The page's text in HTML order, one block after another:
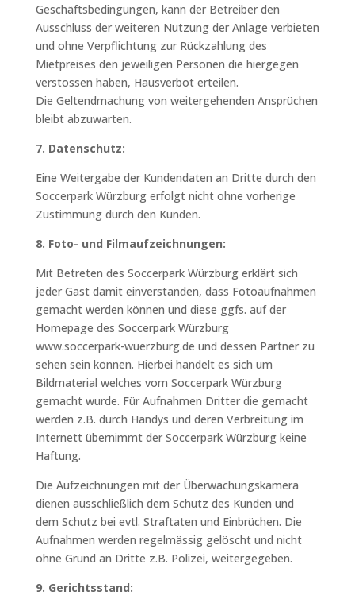
Geschäftsbedingungen, kann der Betreiber den
Ausschluss der weiteren Nutzung der Anlage verbieten
und ohne Verpflichtung zur Rückzahlung des
Mietpreises den jeweiligen Personen die hiergegen
verstossen haben, Hausverbot erteilen.
Die Geltendmachung von weitergehenden Ansprüchen
bleibt abzuwarten.
7. Datenschutz:
Eine Weitergabe der Kundendaten an Dritte durch den
Soccerpark Würzburg erfolgt nicht ohne vorherige
Zustimmung durch den Kunden.
8. Foto- und Filmaufzeichnungen:
Mit Betreten des Soccerpark Würzburg erklärt sich
jeder Gast damit einverstanden, dass Fotoaufnahmen
gemacht werden können und diese ggfs. auf der
Homepage des Soccerpark Würzburg
www.soccerpark-wuerzburg.de und dessen Partner zu
sehen sein können. Hierbei handelt es sich um
Bildmaterial welches vom Soccerpark Würzburg
gemacht wurde. Für Aufnahmen Dritter die gemacht
werden z.B. durch Handys und deren Verbreitung im
Internett übernimmt der Soccerpark Würzburg keine
Haftung.
Die Aufzeichnungen mit der Überwachungskamera
dienen ausschließlich dem Schutz des Kunden und
dem Schutz bei evtl. Straftaten und Einbrüchen. Die
Aufnahmen werden regelmässig gelöscht und nicht
ohne Grund an Dritte z.B. Polizei, weitergegeben.
9. Gerichtsstand: